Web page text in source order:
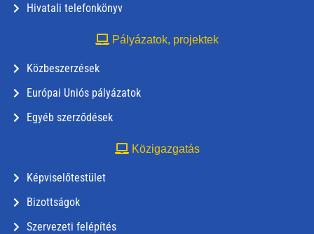
Hivatali telefonkönyv
Pályázatok, projektek
Közbeszerzések
Európai Uniós pályázatok
Egyéb szerződések
Közigazgatás
Képviselőtestület
Bizottságok
Szervezeti felépítés